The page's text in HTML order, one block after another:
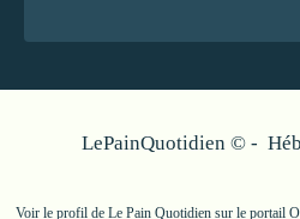
LePainQuotidien © -
Voir le profil de Le Pain Quotidiensur le portail